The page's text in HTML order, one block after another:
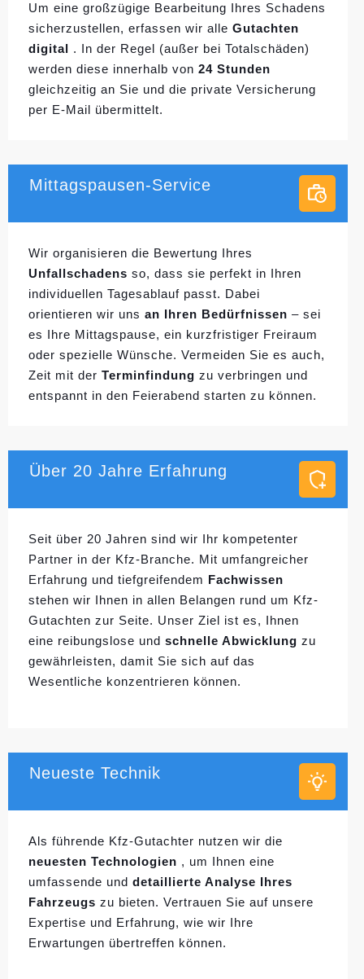
Um eine großzügige Bearbeitung Ihres Schadens
sicherzustellen, erfassen wir alle Gutachten
digital . In der Regel (außer bei Totalschäden)
werden diese innerhalb von 24 Stunden
gleichzeitig an Sie und die private Versicherung
per E-Mail übermittelt.
Mittagspausen-Service
Wir organisieren die Bewertung Ihres
Unfallschadens so, dass sie perfekt in Ihren
individuellen Tagesablauf passt. Dabei
orientieren wir uns an Ihren Bedürfnissen – sei
es Ihre Mittagspause, ein kurzfristiger Freiraum
oder spezielle Wünsche. Vermeiden Sie es auch,
Zeit mit der Terminfindung zu verbringen und
entspannt in den Feierabend starten zu können.
Über 20 Jahre Erfahrung
Seit über 20 Jahren sind wir Ihr kompetenter
Partner in der Kfz-Branche. Mit umfangreicher
Erfahrung und tiefgreifendem Fachwissen
stehen wir Ihnen in allen Belangen rund um Kfz-
Gutachten zur Seite. Unser Ziel ist es, Ihnen
eine reibungslose und schnelle Abwicklung zu
gewährleisten, damit Sie sich auf das
Wesentliche konzentrieren können.
Neueste Technik
Als führende Kfz-Gutachter nutzen wir die
neuesten Technologien , um Ihnen eine
umfassende und detaillierte Analyse Ihres
Fahrzeugs zu bieten. Vertrauen Sie auf unsere
Expertise und Erfahrung, wie wir Ihre
Erwartungen übertreffen können.